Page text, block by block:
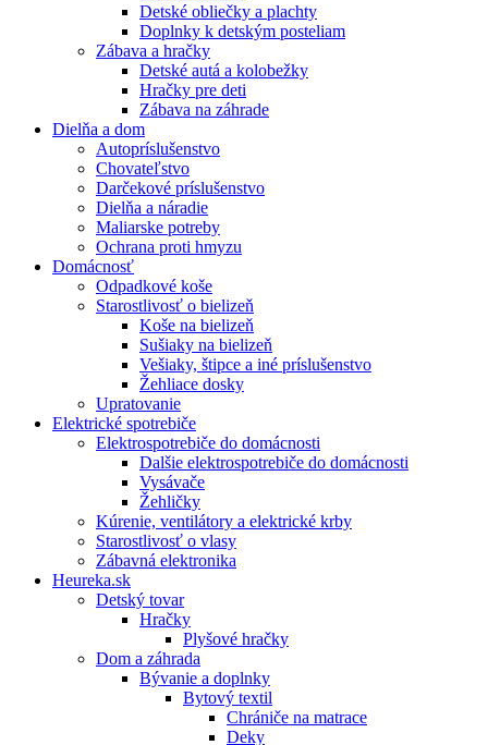
Detské obliečky a plachty
Doplnky k detským posteliam
Zábava a hračky
Detské autá a kolobežky
Hračky pre deti
Zábava na záhrade
Dielňa a dom
Autopríslušenstvo
Chovateľstvo
Darčekové príslušenstvo
Dielňa a náradie
Maliarske potreby
Ochrana proti hmyzu
Domácnosť
Odpadkové koše
Starostlivosť o bielizeň
Koše na bielizeň
Sušiaky na bielizeň
Vešiaky, štipce a iné príslušenstvo
Žehliace dosky
Upratovanie
Elektrické spotrebiče
Elektrospotrebiče do domácnosti
Dalšie elektrospotrebiče do domácnosti
Vysávače
Žehličky
Kúrenie, ventilátory a elektrické krby
Starostlivosť o vlasy
Zábavná elektronika
Heureka.sk
Detský tovar
Hračky
Plyšové hračky
Dom a záhrada
Bývanie a doplnky
Bytový textil
Chrániče na matrace
Deky